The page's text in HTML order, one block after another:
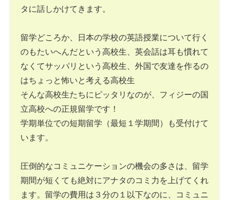
タに話しかけてきます。
留学どころか、日本の学校の英語授業について行く
のもたいへんだという高校生、英会話は耳も慣れて
なくてサッパリという高校生、外国で友達を作るの
はちょっと怖いと考える高校生
そんな高校生たちにピッタリなのが、フィジーの国
立高校への正規留学です！
学期単位での短期留学（最短１学期間）も受付けて
います。
圧倒的なコミュニケーションの機会の多さは、留学
期間が短くても絶対にアナタのコミ力を上げてくれ
ます。留学の費用は３分の１以下なのに、コミュニ